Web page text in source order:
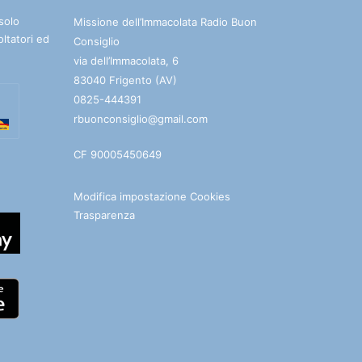
ed
Missione dell’Immacolata Radio Buon
Consiglio
via dell’Immacolata, 6
83040 Frigento (AV)
0825-444391
rbuonconsiglio@gmail.com
CF 90005450649
Modifica impostazione Cookies
Trasparenza